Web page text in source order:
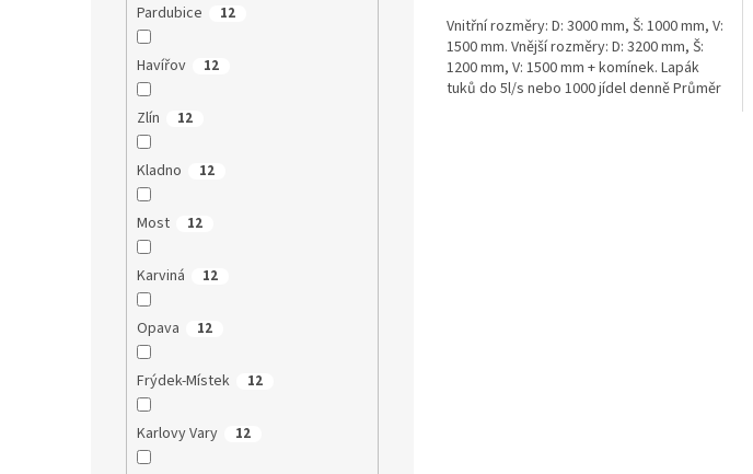
Pardubice 12
Havířov 12
Zlín 12
Kladno 12
Most 12
Karviná 12
Opava 12
Frýdek-Místek 12
Karlovy Vary 12
Vnitřní rozměry: D: 3000 mm, Š: 1000 mm, V:
1500 mm. Vnější rozměry: D: 3200 mm, Š:
1200 mm, V: 1500 mm + komínek. Lapák
tuků do 5l/s nebo 1000 jídel denně Průměr